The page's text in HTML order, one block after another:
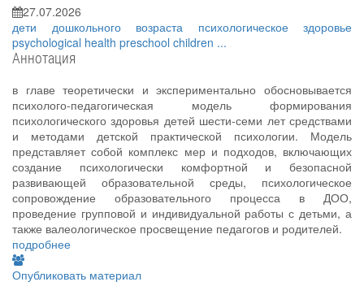
27.07.2026
дети дошкольного возраста психологическое здоровье
psychological health preschool children ...
Аннотация
в главе теоретически и экспериментально обосновывается
психолого-педагогическая модель формирования
психологического здоровья детей шести-семи лет средствами
и методами детской практической психологии. Модель
представляет собой комплекс мер и подходов, включающих
создание психологически комфортной и безопасной
развивающей образовательной среды, психологическое
сопровождение образовательного процесса в ДОО,
проведение групповой и индивидуальной работы с детьми, а
также валеологическое просвещение педагогов и родителей.
подробнее
Опубликовать материал